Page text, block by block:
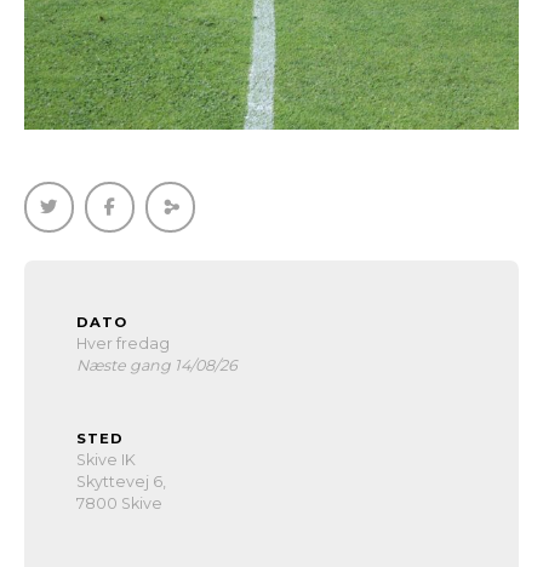
DATO
Hver fredag
Næste gang 14/08/26
STED
Skive IK
Skyttevej 6,
7800 Skive